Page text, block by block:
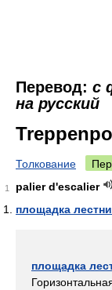
Перевод: с
на русский
Толкование
1
palier d'escalier
площадка
площадка